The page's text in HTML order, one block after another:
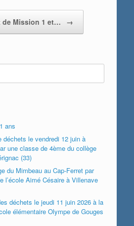
de Mission 1 et… →
ans
déchets le vendredi 12 juin à
une classe de 4ème du collège
(33)
du Mimbeau au Cap-Ferret par
l’école Aimé Césaire à Villenave
déchets le jeudi 11 juin 2026 à la
élémentaire Olympe de Gouges